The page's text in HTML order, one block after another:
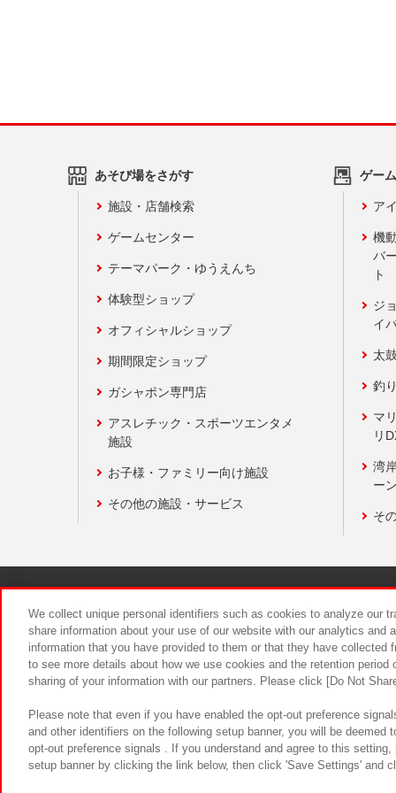
あそび場をさがす
施設・店舗検索
ゲームセンター
テーマパーク・ゆうえんち
体験型ショップ
オフィシャルショップ
期間限定ショップ
ガシャポン専門店
アスレチック・スポーツエンタメ
施設
お子様・ファミリー向け施設
その他の施設・サービス
ゲー
ア
機
バ
ト
ジ
イ
太
釣
マ
リ
湾
ー
そ
食品のご
We collect unique personal identifiers such as cookies to analyze our
share information about your use of our website with our analytics and
information that you have provided to them or that they have
to see more details about how we use cookies and the retention
sharing of your information with our partners. Please click [Do Not
Please note that even if you have enabled the opt-out preference
and other identifiers on the following setup banner, you will be
opt-out preference signals . If you understand and agree to this
setup banner by clicking the link below, then click 'Save Settings' and